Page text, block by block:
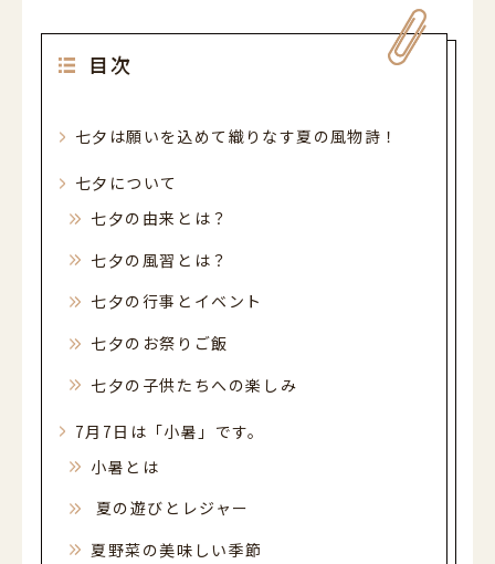
052-589-6850
電話受付時間 平日9:00-17:00 土曜9:00-13:30 日祝休
目次
七夕は願いを込めて織りなす夏の風物詩！
七夕について
七夕の由来とは？
七夕の風習とは？
七夕の行事とイベント
七夕のお祭りご飯
七夕の子供たちへの楽しみ
7月7日は「小暑」です。
小暑とは
夏の遊びとレジャー
夏野菜の美味しい季節